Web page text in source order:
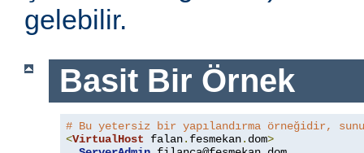
gelebilir.
Basit Bir Örnek
# Bu yetersiz bir yapılandırma örneğidir,
<VirtualHost falan. fesmekan. dom>